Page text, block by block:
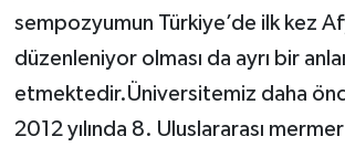
sempozyumun Türkiye’de ilk kez
düzenleniyor olması da ayrı bir
etmektedir.Üniversitemiz daha
2012 yılında 8. Uluslararası